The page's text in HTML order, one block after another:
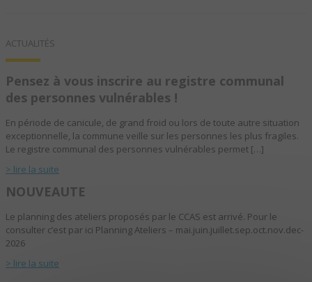
ACTUALITÉS
Pensez à vous inscrire au registre communal
des personnes vulnérables !
En période de canicule, de grand froid ou lors de toute autre situation
exceptionnelle, la commune veille sur les personnes les plus fragiles.
Le registre communal des personnes vulnérables permet […]
> lire la suite
NOUVEAUTE
Le planning des ateliers proposés par le CCAS est arrivé. Pour le
consulter c’est par ici Planning Ateliers – mai.juin.juillet.sep.oct.nov.dec-
2026
> lire la suite